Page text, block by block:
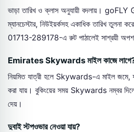
ভাড়া তারিখ ও ক্লাস অনুযায়ী বদলায়। goFLY
ম্যানচেস্টার, নিউইয়র্কসহ একাধিক তারিখ
01713-289178-এ রুট পাঠালেই সাশ্রয়ী
Emirates Skywards মাইল কাজে
নিয়মিত যাত্রী হলে Skywards-এ মাইল জমে,
করা যায়। বুকিংয়ের সময় Skywards নম্বর
দেয়।
দুবাই স্টপওভার নেওয়া যায়?